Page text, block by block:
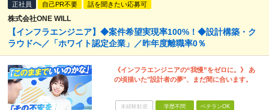
正社員 自己PR不要 話を聞きたい応募可
株式会社ONE WILL
【インフラエンジニア】◆案件希望実現率100%！◆設計構築・ク
ラウドへ／「ホワイト認定企業」／昨年度離職率0％
《インフラエンジニアの“我慢”をゼロに。》 あ
の頃描いた"設計者の夢"、まだ間に合います。
未経験歓迎 学歴不問 ベテランOK